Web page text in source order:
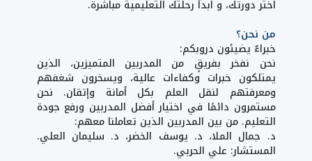
اختر دورتك، و ابدأ رحلتك التعليمية مباشرة.
من نحن؟
خبراءٌ يضيئون دروبكم:
نحن نفخر بفريقٍ من المدربين المتميزين، الذين
يمتلكون خبرات وكفاءات عالية، ويسخرون شغفهم
ومعرفتهم لنقل العلم بكل أمانة وإتقان. نحن
مستمرون دائمًا في اختيار أفضل المدربين ورفع جودة
التعليم. من بين المدربين الذين تعاملنا معهم:
د. جمال الملا، د. يوسف الخضر، د. سليمان العلي.
المستشار: علي الحربي.